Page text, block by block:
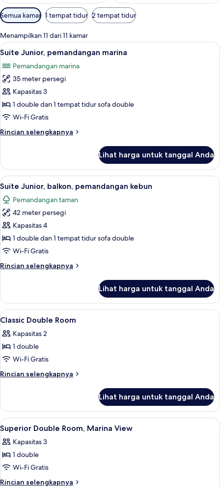
Filter
tersedia
untuk
kamar
Semua kamar 1 tempat tidur 2 tempat tidur
Menampilkan 11 dari 11 kamar
Lihat
semua
foto
untuk
Suite
Junior,
pemandangan
Minibar, brankas, meja kerja, dan
10
Suite Junior, pemandangan marina
Pemandangan marina
35 meter persegi
Kapasitas 3
1 double dan 1 tempat tidur sofa double
Wi-Fi Gratis
Rincian selengkapnya
Rincian
Suite
Junior,
pemandangan
marina
Lihat harga untuk tanggal Anda
Lihat
semua
foto
untuk
Suite
Junior,
balkon,
kebun
Suite Junior, balkon, pemandangan
7
Suite Junior, balkon, pemandangan kebun
Pemandangan taman
42 meter persegi
Kapasitas 4
1 double dan 1 tempat tidur sofa double
Wi-Fi Gratis
Rincian selengkapnya
Rincian
Suite
Junior,
balkon,
kebun
Lihat harga untuk tanggal Anda
Lihat
semua
foto
untuk
Classic
Double
Kolam renang | Kolam renang
2
Classic Double Room
Kapasitas 2
1 double
Wi-Fi Gratis
Rincian selengkapnya
Rincian
Classic
Double
Room
Lihat harga untuk tanggal Anda
Lihat
semua
foto
untuk
Superior
Double
Minibar, brankas, meja kerja, dan
7
Superior Double Room, Marina View
Kapasitas 3
1 double
Wi-Fi Gratis
Rincian selengkapnya
Rincian